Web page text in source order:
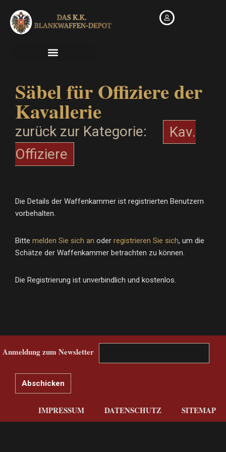
Zum
Säbel für Offiziere der
Kavallerie
zurück zur Kategorie:
Kav.
Offiziere
Die Details der Waffenkammer ist registrierten Benutzern
vorbehalten.
Bitte melden Sie sich an oder registrieren Sie sich, um die
Schätze der Waffenkammer betrachten zu können.
Die Registrierung ist unverbindlich und kostenlos.
Anmeldung zum Newsletter
IMPRESSUM DATENSCHUTZ SITEMAP